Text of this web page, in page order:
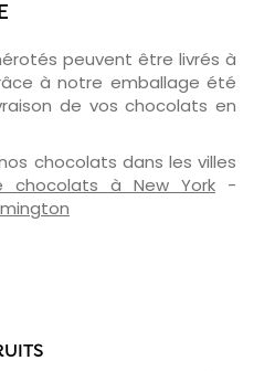
peuvent être livrés à
à notre emballage été
de vos chocolats en
chocolats dans les villes
chocolats à New York-